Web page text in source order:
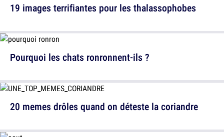
Pourquoi les chats ronronnent-ils ?
19 images terrifiantes pour les thalassophobes
20 memes drôles quand on déteste la coriandre